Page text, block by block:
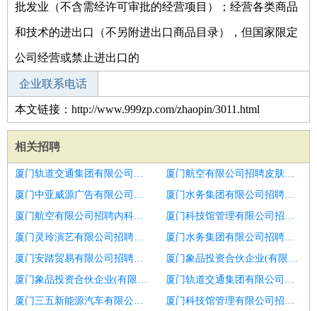
批发业（不含需经许可审批的经营项目）；经营各类商品
和技术的进出口（不另附进出口商品目录），但国家限定
公司经营或禁止进出口的
企业联系电话
本文链接：http://www.999zp.com/zhaopin/3011.html
相关招聘
厦门轨道交通集团有限公司招聘医生助理
厦门航空有限公司招聘皮肤美容医生
厦门中亚威源广告有限公司招聘医生
厦门水务集团有限公司招聘呼吸内科
厦门航空有限公司招聘内科全科医师
厦门科技馆管理有限公司招聘口腔医生
厦门灵玲演艺有限公司招聘中医医生
厦门水务集团有限公司招聘中医医生
厦门安踏贸易有限公司招聘口腔执业医生
厦门象品投资合伙企业(有限合伙)招聘内科全科医生
厦门象品投资合伙企业(有限合伙)招聘临床医生
厦门轨道交通集团有限公司招聘肛肠科门诊医生
厦门三五新能源汽车有限公司招聘口腔医生
厦门科技馆管理有限公司招聘内科主治医生